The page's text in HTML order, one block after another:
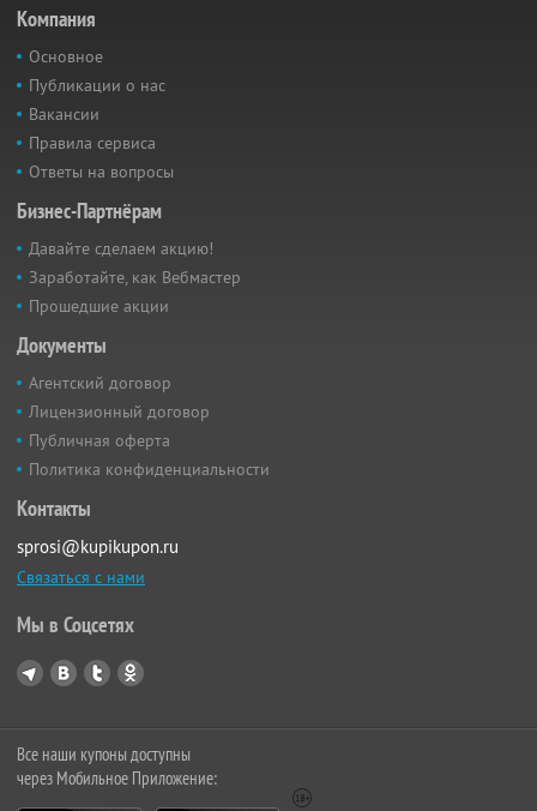
Компания
Основное
Публикации о нас
Вакансии
Правила сервиса
Ответы на вопросы
Бизнес-Партнёрам
Давайте сделаем акцию!
Заработайте, как Вебмастер
Прошедшие акции
Документы
Агентский договор
Лицензионный договор
Публичная оферта
Политика конфиденциальности
Контакты
sprosi@kupikupon.ru
Связаться с нами
Мы в Соцсетях
Все наши купоны доступны
через Мобильное Приложение: